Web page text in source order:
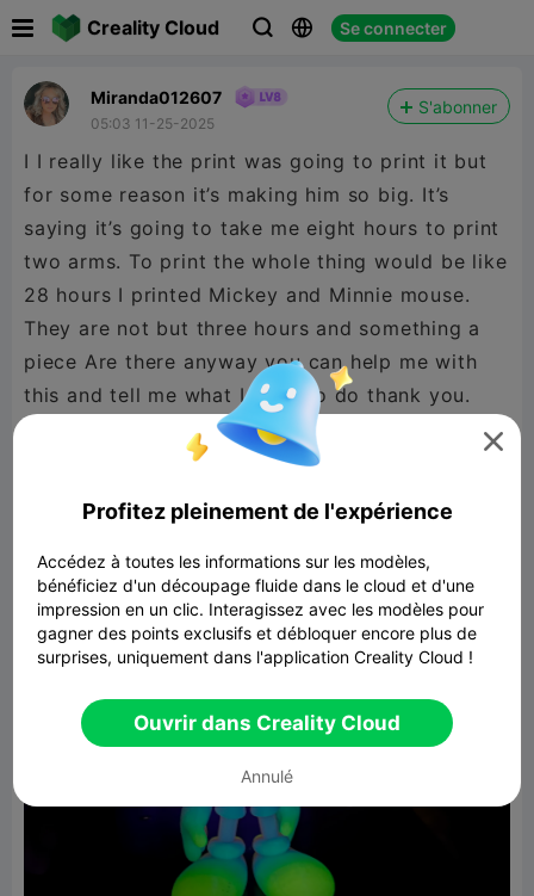
Creality Cloud   Se connecter
Miranda012607
05:03 11-25-2025
S'abonner
I I really like the print was going to print it but
for some reason it’s making him so big. It’s
saying it’s going to take me eight hours to print
two arms. To print the whole thing would be like
28 hours I printed Mickey and Minnie mouse.
They are not but three hours and something a
piece Are there anyway you can help me with
this and tell me what I need to do thank you.

Profitez pleinement de l'expérience
Accédez à toutes les informations sur les modèles,
bénéficiez d'un découpage fluide dans le cloud et d'une
impression en un clic. Interagissez avec les modèles pour
gagner des points exclusifs et débloquer encore plus de
surprises, uniquement dans l'application Creality Cloud !
Ouvrir dans Creality Cloud
Annulé